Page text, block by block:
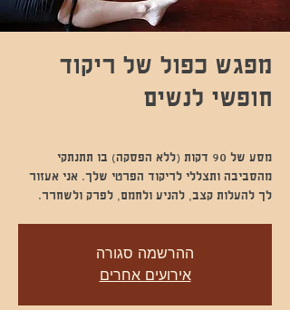
מפגש כפול של ריקוד
חופשי לנשים
מסע של 90 דקות (ללא הפסקה) בו תתנתקי
מהסביבה ותצללי לריקוד הפרטי שלך. אני אעזור
לך להעלות קצב, להניע ולחמם, לפרק ולשחרר.
ההרשמה סגורה
אירועים אחרים